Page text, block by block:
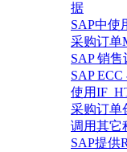
据
SAP中使
采购订单
SAP 销
SAP
使用
采购订单
调用其它
SAP提供